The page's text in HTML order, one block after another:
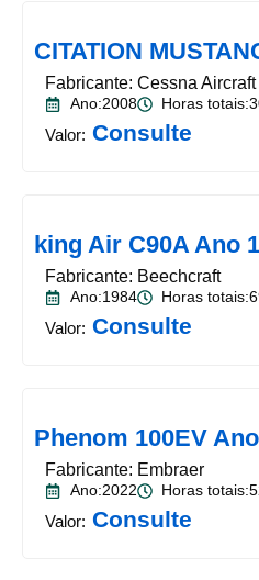
CITATION
Fabricante: Cessna Aircraft
Ano:2008
Horas
Valor: Consulte
king Air C90A Ano
Fabricante: Beechcraft
Ano:1984
Horas
Valor: Consulte
Phenom 100EV
Fabricante: Embraer
Ano:2022
Horas
Valor: Consulte